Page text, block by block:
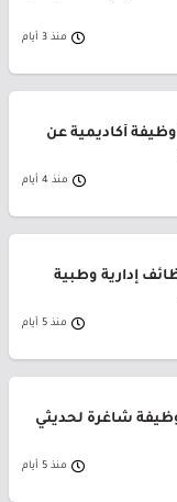
منذ 3 أيام
جامعة القصيم تعلن طرح 147 وظيفة أكاديمية عن
منذ 4 أيام
إدارية وطبية
منذ 5 أيام
شاغرة لحديثي
منذ 5 أيام